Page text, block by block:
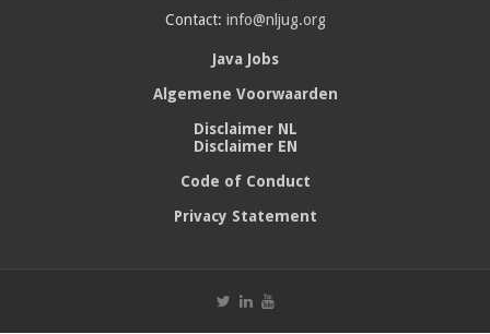
Contact: info@nljug.org
Java Jobs
Algemene Voorwaarden
Disclaimer NL
Disclaimer EN
Code of Conduct
Privacy Statement